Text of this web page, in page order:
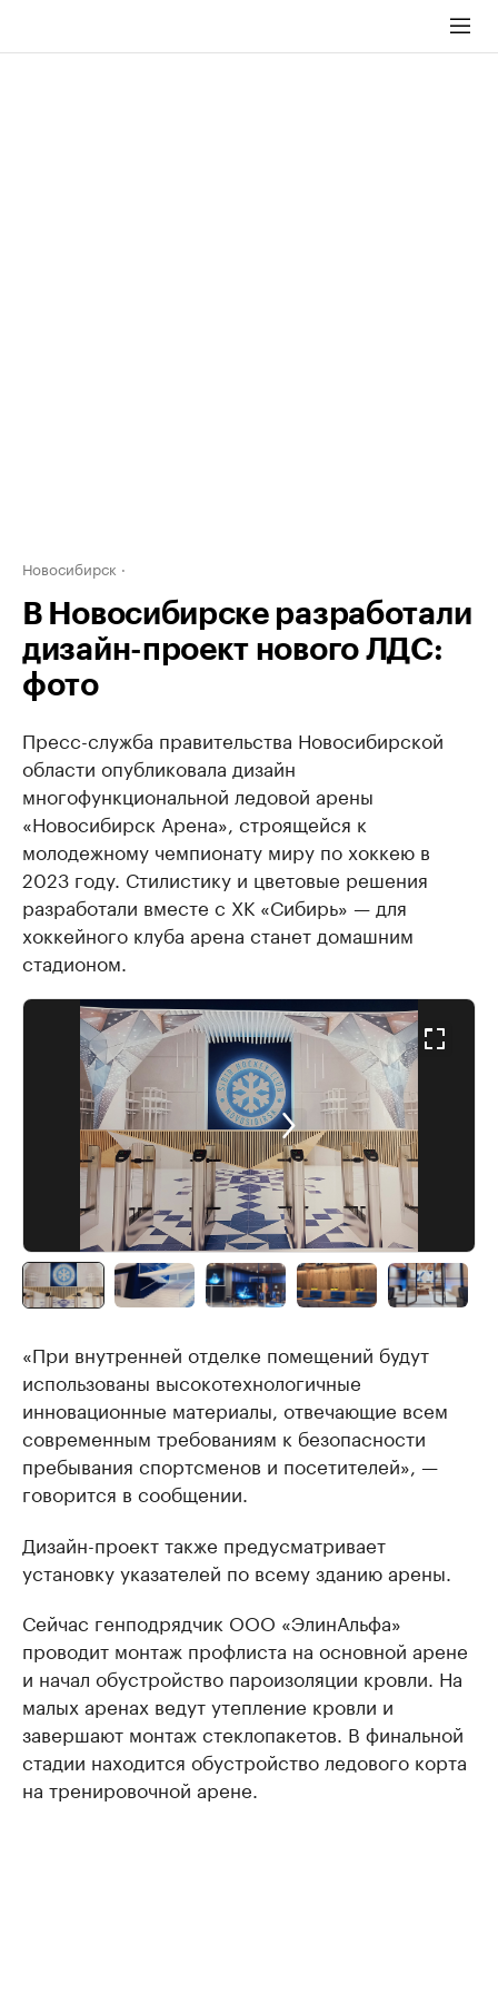
Новосибирск
В Новосибирске разработали
дизайн-проект нового ЛДС:
фото
Пресс-служба правительства Новосибирской
области опубликовала дизайн
многофункциональной ледовой арены
«Новосибирск Арена», строящейся к
молодежному чемпионату миру по хоккею в
2023 году. Стилистику и цветовые решения
разработали вместе с ХК «Сибирь» — для
хоккейного клуба арена станет домашним
стадионом.
«При внутренней отделке помещений будут
использованы высокотехнологичные
инновационные материалы, отвечающие всем
современным требованиям к безопасности
пребывания спортсменов и посетителей», —
говорится в сообщении.
Дизайн-проект также предусматривает
установку указателей по всему зданию арены.
Сейчас генподрядчик ООО «ЭлинАльфа»
проводит монтаж профлиста на основной арене
и начал обустройство пароизоляции кровли. На
малых аренах ведут утепление кровли и
завершают монтаж стеклопакетов. В финальной
стадии находится обустройство ледового корта
на тренировочной арене.